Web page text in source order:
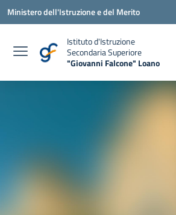
Vai ai contenuti
Vai al menu di navigazione
Vai al footer
Ministero dell'Istruzione e del Merito
Istituto d'Istruzione
Secondaria Superiore
"Giovanni Falcone" Loano